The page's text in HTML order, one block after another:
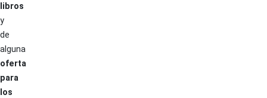
libros
y
de
alguna
oferta
para
los